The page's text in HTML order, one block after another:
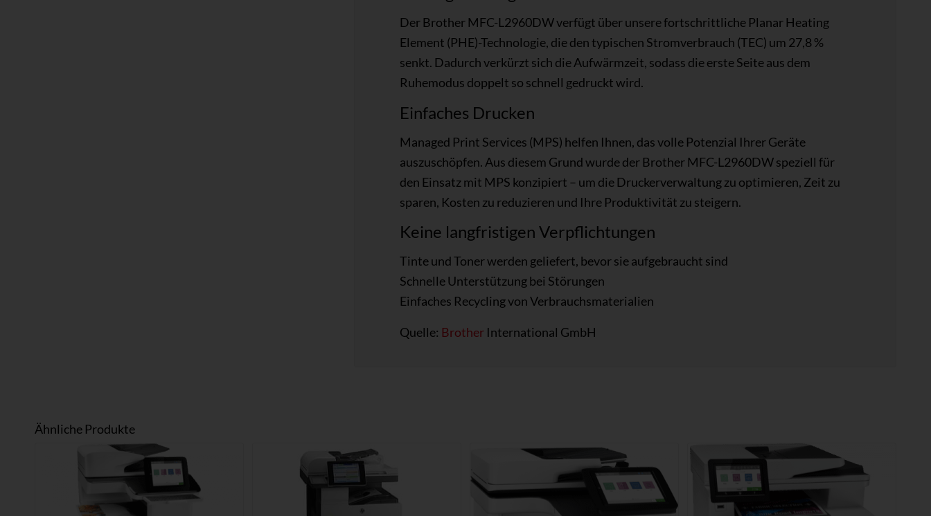
Der Brother MFC-L2960DW verfügt über unsere fortschrittliche Planar Heating
Element (PHE)-Technologie, die den typischen Stromverbrauch (TEC) um 27,8 %
senkt. Dadurch verkürzt sich die Aufwärmzeit, sodass die erste Seite aus dem
Ruhemodus doppelt so schnell gedruckt wird.
Einfaches Drucken
Managed Print Services (MPS) helfen Ihnen, das volle Potenzial Ihrer Geräte
auszuschöpfen. Aus diesem Grund wurde der Brother MFC-L2960DW speziell für
den Einsatz mit MPS konzipiert – um die Druckerverwaltung zu optimieren, Zeit zu
sparen, Kosten zu reduzieren und Ihre Produktivität zu steigern.
Keine langfristigen Verpflichtungen
Tinte und Toner werden geliefert, bevor sie aufgebraucht sind
Schnelle Unterstützung bei Störungen
Einfaches Recycling von Verbrauchsmaterialien
Quelle: BrotherInternational GmbH
Ähnliche Produkte